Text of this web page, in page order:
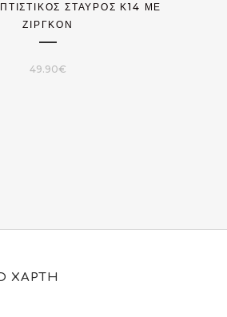
ΣΤΑΎΡΟΣ Κ14 ΜΕ
ΖΙΡΓΚΌΝ
49.90€
ΧΑΡΤΗ